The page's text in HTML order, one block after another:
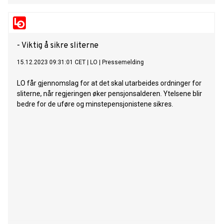
- Viktig å sikre sliterne
15.12.2023 09:31:01 CET LO Pressemelding
LO får gjennomslag for at det skal utarbeides ordninger for
sliterne, når regjeringen øker pensjonsalderen. Ytelsene blir
bedre for de uføre og minstepensjonistene sikres.